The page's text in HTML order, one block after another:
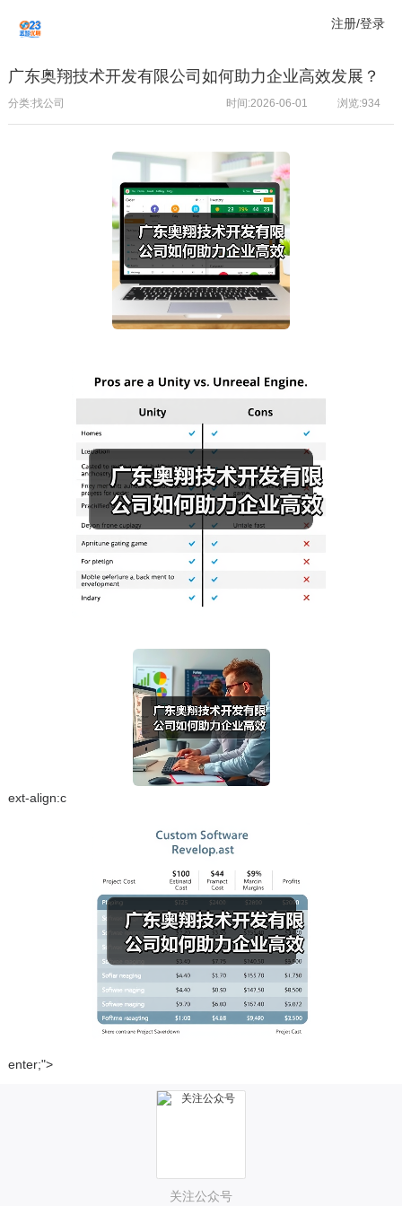
注册/登录
广东奥翔技术开发有限公司如何助力企业高效发展？
分类:找公司 浏览:934
时间:2026-06-01
ext-align:c
enter;">
关注公众号